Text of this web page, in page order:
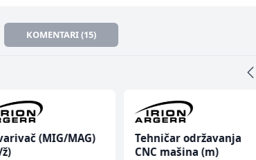
KOMENTARI (15)
Tehničar održavanja
CNC mašina (m)
Dispatcher (m/ž)